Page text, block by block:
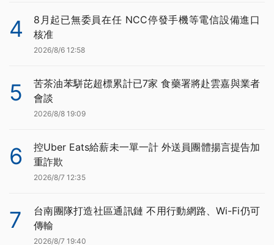
4
8月起已無委員在任 NCC停發手機等電信設備進口
核准
2026/8/6 12:58
5
苦茶油苯駢芘超標累計已7家 食藥署將赴雲嘉與業者
會談
2026/8/8 19:09
6
控Uber Eats給薪未一單一計 外送員團體揚言提告加
重詐欺
2026/8/7 12:35
7
台南團隊打造社區通訊鏈 不用行動網路、Wi-Fi仍可
傳輸
2026/8/7 19:40